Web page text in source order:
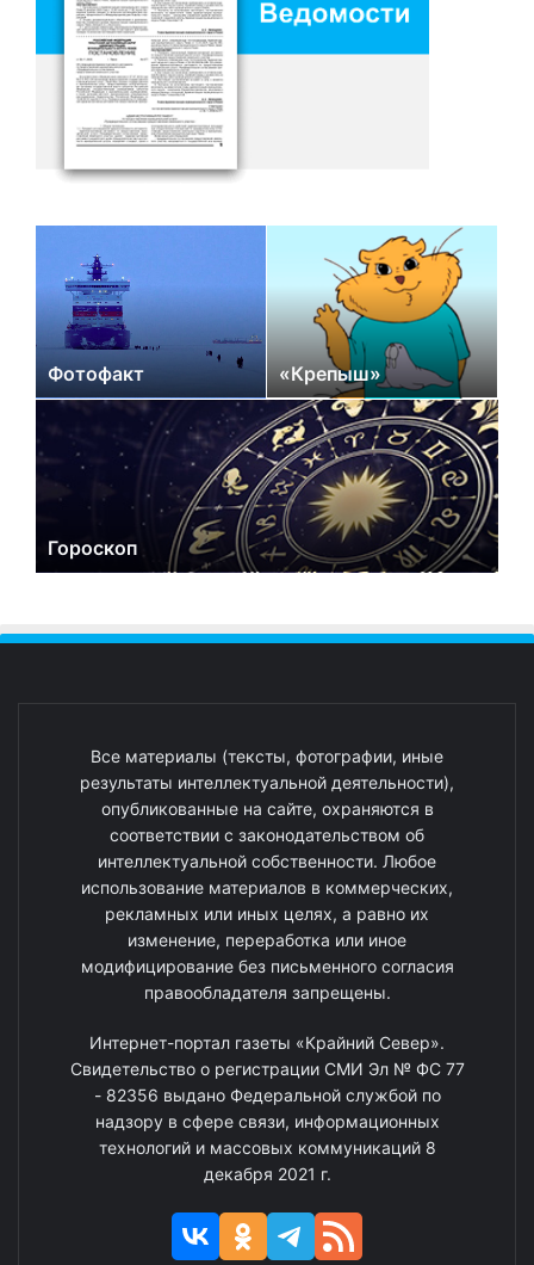
Фотофакт «Крепыш»
Гороскоп
Все материалы (тексты, фотографии, иные
результаты интеллектуальной деятельности),
опубликованные на сайте, охраняются в
соответствии с законодательством об
интеллектуальной собственности. Любое
использование материалов в коммерческих,
рекламных или иных целях, а равно их
изменение, переработка или иное
модифицирование без письменного согласия
правообладателя запрещены.
Интернет-портал газеты «Крайний Север».
Свидетельство о регистрации СМИ Эл № ФС 77
- 82356 выдано Федеральной службой по
надзору в сфере связи, информационных
технологий и массовых коммуникаций 8
декабря 2021 г.